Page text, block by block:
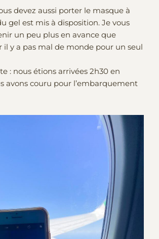
devez aussi porter le masque à
gel est mis à disposition. Je vous
un peu plus en avance que
il y a pas mal de monde pour un seul
: nous étions arrivées 2h30 en
avons couru pour l’embarquement